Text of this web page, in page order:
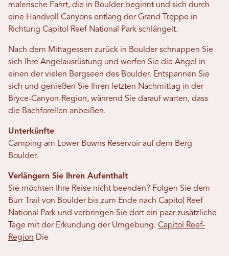
malerische Fahrt, die in Boulder beginnt und sich durch
eine Handvoll Canyons entlang der Grand Treppe in
Richtung Capitol Reef National Park schlängelt.
Nach dem Mittagessen zurück in Boulder schnappen Sie
sich Ihre Angelausrüstung und werfen Sie die Angel in
einen der vielen Bergseen des Boulder. Entspannen Sie
sich und genießen Sie Ihren letzten Nachmittag in der
Bryce-Canyon-Region, während Sie darauf warten, dass
die Bachforellen anbeißen.
Unterkünfte
Camping am Lower Bowns Reservoir auf dem Berg
Boulder.
Verlängern Sie Ihren Aufenthalt
Sie möchten Ihre Reise nicht beenden? Folgen Sie dem
Burr Trail von Boulder bis zum Ende nach Capitol Reef
National Park und verbringen Sie dort ein paar zusätzliche
Tage mit der Erkundung der Umgebung. Capitol Reef-
Region Die